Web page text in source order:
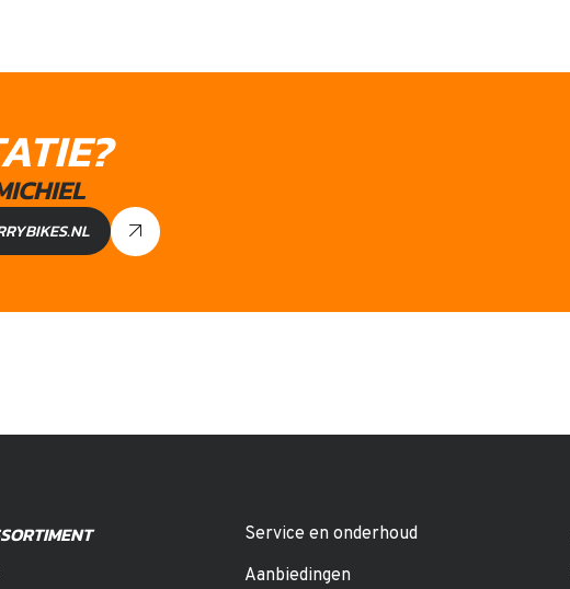
Service en onderhoud
Aanbiedingen